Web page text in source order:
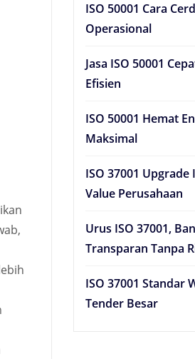
ISO 50001 Cara
Operasional
Jasa ISO 50001
Efisien
ISO 50001 Hemat
Maksimal
ISO 37001
Value Perusahaan
Urus ISO 37001,
Transparan Tanpa
ISO 37001 Standar
Tender Besar